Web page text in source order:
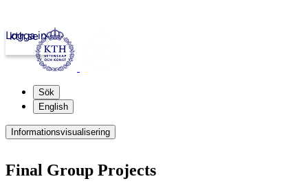
kth.se
Logga in
Sök
English
Informationsvisualisering
Final Group Projects